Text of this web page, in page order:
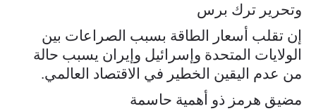
وتحرير ترك برس
إن تقلب أسعار الطاقة بسبب الصراعات بين
الولايات المتحدة وإسرائيل وإيران يسبب حالة
من عدم اليقين الخطير في الاقتصاد العالمي.
مضيق هرمز ذو أهمية حاسمة